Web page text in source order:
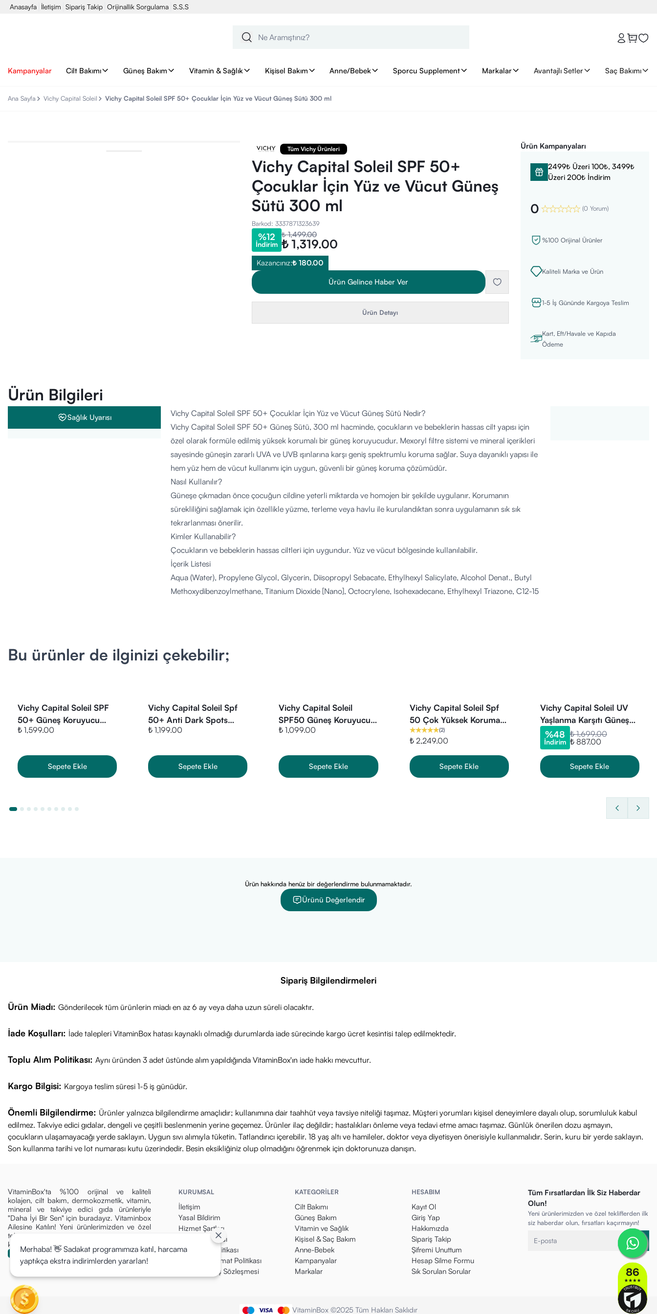
Anasayfa İletişim Sipariş Takip Orijinallik Sorgulama S.S.S
Kampanyalar Cilt Bakımı Güneş Bakım Vitamin & Sağlık Kişisel Bakım Anne/Bebek Sporcu Supplement Markalar Avantajlı Setler Saç Bakımı
Ana Sayfa Vichy Capital Soleil Vichy Capital Soleil SPF 50+ Çocuklar İçin Yüz ve Vücut Güneş Sütü 300 ml
Tüm Vichy Ürünleri
Vichy Capital Soleil SPF 50+
Çocuklar İçin Yüz ve Vücut Güneş
Sütü 300 ml
Barkod: 3337871323639
%12
İndirim
₺ 1,499.00
₺ 1,319.00
Kazancınız:₺ 180.00
Ürün Gelince Haber Ver
Ürün Detayı
Ürün Kampanyaları
2499₺ Üzeri 100₺, 3499₺
Üzeri 200₺ İndirim
0 (0 Yorum)
%100 Orijinal Ürünler
Kaliteli Marka ve Ürün
1-5 İş Gününde Kargoya Teslim
Kart, Eft/Havale ve Kapıda
Ödeme
Ürün Bilgileri
Sağlık Uyarısı
Vichy Capital Soleil SPF 50+ Çocuklar İçin Yüz ve Vücut Güneş Sütü Nedir?
Vichy Capital Soleil SPF 50+ Güneş Sütü, 300 ml hacminde, çocukların ve bebeklerin hassas cilt yapısı için
özel olarak formüle edilmiş yüksek korumalı bir güneş koruyucudur. Mexoryl filtre sistemi ve mineral içerikleri
sayesinde güneşin zararlı UVA ve UVB ışınlarına karşı geniş spektrumlu koruma sağlar. Suya dayanıklı yapısı ile
hem yüz hem de vücut kullanımı için uygun, güvenli bir güneş koruma çözümüdür.
Nasıl Kullanılır?
Güneşe çıkmadan önce çocuğun cildine yeterli miktarda ve homojen bir şekilde uygulanır. Korumanın
sürekliliğini sağlamak için özellikle yüzme, terleme veya havlu ile kurulandıktan sonra uygulamanın sık sık
tekrarlanması önerilir.
Kimler Kullanabilir?
Çocukların ve bebeklerin hassas ciltleri için uygundur. Yüz ve vücut bölgesinde kullanılabilir.
İçerik Listesi
Aqua (Water), Propylene Glycol, Glycerin, Diisopropyl Sebacate, Ethylhexyl Salicylate, Alcohol Denat., Butyl
Methoxydibenzoylmethane, Titanium Dioxide [Nano], Octocrylene, Isohexadecane, Ethylhexyl Triazone, C12-15
Sulfonic Acid, Tocopherol, Xanthan Gum.
Bu ürünler de ilginizi çekebilir;
Vichy Capital Soleil SPF
50+ Güneş Koruyucu
Sprey 200 ml
₺ 1,599.00
Sepete Ekle
Vichy Capital Soleil Spf
50+ Anti Dark Spots
Leke Karşıtı Renkli Güneş
₺ 1,199.00
Sepete Ekle
Vichy Capital Soleil
SPF50 Güneş Koruyucu
BB Emülsiyon 50 ml -
₺ 1,099.00
Sepete Ekle
Vichy Capital Soleil Spf
50 Çok Yüksek Koruma
Yüz ve Vücut Sütü 300
ml
(2)
₺ 2,249.00
Sepete Ekle
Vichy Capital Soleil UV
Yaşlanma Karşıtı Güneş
Kremi SPF 50 40 ml
%48
İndirim
₺ 1,699.00
₺ 887.00
Sepete Ekle
Ürün hakkında henüz bir değerlendirme bulunmamaktadır.
Ürünü Değerlendir
Sipariş Bilgilendirmeleri
Ürün Miadı: Gönderilecek tüm ürünlerin miadı en az 6 ay veya daha uzun süreli olacaktır.
İade Koşulları: İade talepleri VitaminBox hatası kaynaklı olmadığı durumlarda iade sürecinde kargo ücret kesintisi talep edilmektedir.
Toplu Alım Politikası: Aynı üründen 3 adet üstünde alım yapıldığında VitaminBox'ın iade hakkı mevcuttur.
Kargo Bilgisi: Kargoya teslim süresi 1-5 iş günüdür.
Önemli Bilgilendirme: Ürünler yalnızca bilgilendirme amaçlıdır; kullanımına dair taahhüt veya tavsiye niteliği taşımaz. Müşteri yorumları kişisel deneyimlere dayalı olup, sorumluluk kabul
edilmez. Takviye edici gıdalar, dengeli ve çeşitli beslenmenin yerine geçemez. Ürünler ilaç değildir; hastalıkları önleme veya tedavi etme amacı taşımaz. Günlük önerilen dozu aşmayın,
çocukların ulaşamayacağı yerde saklayın. Uygun sıvı alımıyla tüketin. Tatlandırıcı içerebilir. 18 yaş altı ve hamileler, doktor veya diyetisyen önerisiyle kullanmalıdır. Serin, kuru bir yerde saklayın.
Son kullanma tarihi ve lot numarası kutu üzerindedir. Besin eksikliğiniz olup olmadığını öğrenmek için doktorunuza danışın.
VitaminBox'ta %100 orijinal ve kaliteli
kolajen, cilt bakım, dermokozmetik, vitamin,
mineral ve takviye edici gıda ürünleriyle
"Daha İyi Bir Sen" için buradayız. Vitaminbox
Ailesine Katılın! Yeni ürünlerimizden ve özel
tekliflerden ilk siz haberdar olun, fırsatları
kaçırmayın!
KURUMSAL
İletişim
Yasal Bildirim
Hizmet Şartları
Gizlilik Politikası
Para İade Politikası
Kargo & Teslimat Politikası
Mesafeli Satış Sözleşmesi
KATEGORİLER
Cilt Bakımı
Güneş Bakım
Vitamin ve Sağlık
Kişisel & Saç Bakım
Anne-Bebek
Kampanyalar
Markalar
HESABIM
Kayıt Ol
Giriş Yap
Hakkımızda
Sipariş Takip
Şifremi Unuttum
Hesap Silme Formu
Sık Sorulan Sorular
Tüm Fırsatlardan İlk Siz Haberdar
Olun!
Yeni ürünlerimizden ve özel tekliflerden ilk
siz haberdar olun, fırsatları kaçırmayın!
VitaminBox ©2025 Tüm Hakları Saklıdır
Merhaba! 👋 Sadakat programımıza katıl, harcama
yaptıkça ekstra indirimlerden yararlan!